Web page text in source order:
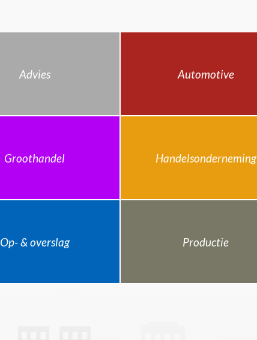
Advies Automotive
Groothandel Handelsonderneming
Op- & overslag Productie